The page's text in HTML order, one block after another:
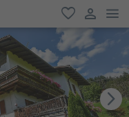
favorit
user link